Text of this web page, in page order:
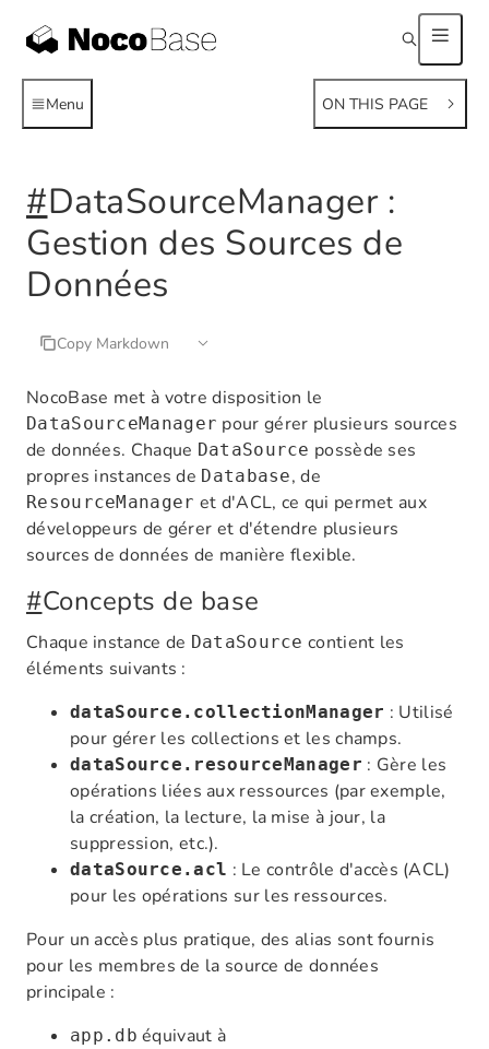
Menu ON THIS PAGE
#DataSourceManager :
Gestion des Sources de
Données
Copy Markdown
NocoBase met à votre disposition le
DataSourceManager pour gérer plusieurs sources
de données. Chaque DataSource possède ses
propres instances de Database, de
ResourceManager et d'ACL, ce qui permet aux
développeurs de gérer et d'étendre plusieurs
sources de données de manière flexible.
#Concepts de base
Chaque instance de DataSource contient les
éléments suivants :
dataSource.collectionManager : Utilisé
pour gérer les collections et les champs.
dataSource.resourceManager : Gère les
opérations liées aux ressources (par exemple,
la création, la lecture, la mise à jour, la
suppression, etc.).
dataSource.acl : Le contrôle d'accès (ACL)
pour les opérations sur les ressources.
Pour un accès plus pratique, des alias sont fournis
pour les membres de la source de données
principale :
app.db équivaut à